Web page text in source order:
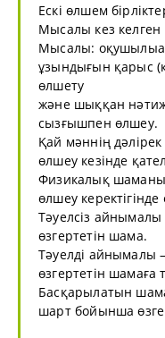
Ескі өлшем
Мысалы кез
Мысалы:
ұзындығын қарыс
өлшету
және шыққан
сызғышпен өлшеу.
Қай мәннің
өлшеу кезінде
Физикалық шаманы
өлшеу
Тәуелсіз
өзгертетін шама.
Тәуелді айнымалы
өзгертетін шамаға
Басқарылатын
шарт бойынша